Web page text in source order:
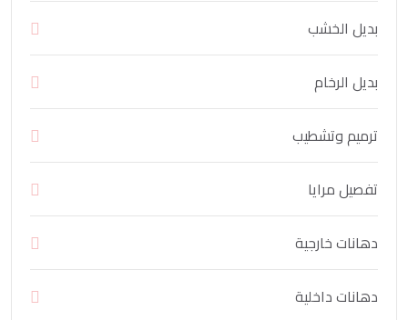
بديل الخشب
بديل الرخام
ترميم وتشطيب
تفصيل مرايا
دهانات خارجية
دهانات داخلية